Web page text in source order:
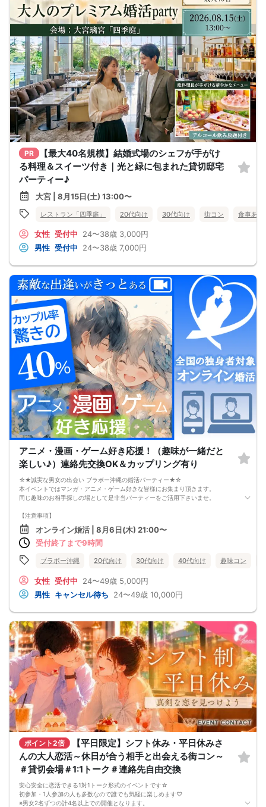
PR
【最大40名規模】結婚式場のシェフが手がけ
る料理＆スイーツ付き｜光と緑に包まれた貸切邸宅
パーティー♪
大宮 | 8月15日(土) 13:00〜
レストラン「四季庭」 20代向け 30代向け 街コン 食事あり
女性 受付中 24〜38歳 3,000円
男性 受付中 24〜38歳 7,000円
アニメ・漫画・ゲーム好き応援！（趣味が一緒だと
楽しい♪）連絡先交換OK＆カップリング有り
☆★誠実な男女の出会い ブラボー沖縄の婚活パーティー★☆
本イベントではマンガ・アニメ・ゲーム好きな皆様にお集まり頂きます。
同じ趣味のお相手探しの場として是非当パーティーをご活用下さいませ。
【注意事項】
・全国各地に募集しております。お相手の居住地はご自身の居住地と異なる場合
がございます。
・本人様確認書類のご提示をお願いしております。免許証やマイナンバーカード
・確認書類を提示頂けない場合はご参加をお断りする場合も御座いますので予め
・終了時刻は目安となります。正確な終了時刻はイベント開始時にスタッフより
ご案内いたします。
・直前の申込みや当日のキャンセルにより男女比が偏る可能性がございますこと
・最小催行人数 1対1、最大20名（男女比調整のため定員になる前にキャンセル待
ちとなる場合がございます）
・イベント開催時刻１時間前迄に最小催行人数に満たない場合は中止のご連絡を
差し上げます。
オンライン婚活 | 8月6日(木) 21:00〜
受付終了まで9時間
ブラボー沖縄 20代向け 30代向け 40代向け 趣味コン
女性 受付中 24〜49歳 5,000円
男性 キャンセル待ち 24〜49歳 10,000円
ポイント2倍
【平日限定】シフト休み・平日休みさ
んの大人恋活～休日が合う相手と出会える街コン～
＃貸切会場＃1:1トーク＃連絡先自由交換
安心安全に恋活できる1対1トーク形式のイベントです☆
初参加・1人参加の人も多数なので誰でも気軽に楽しめます♡
※男女2名ずつの計4名以上での開催となります。